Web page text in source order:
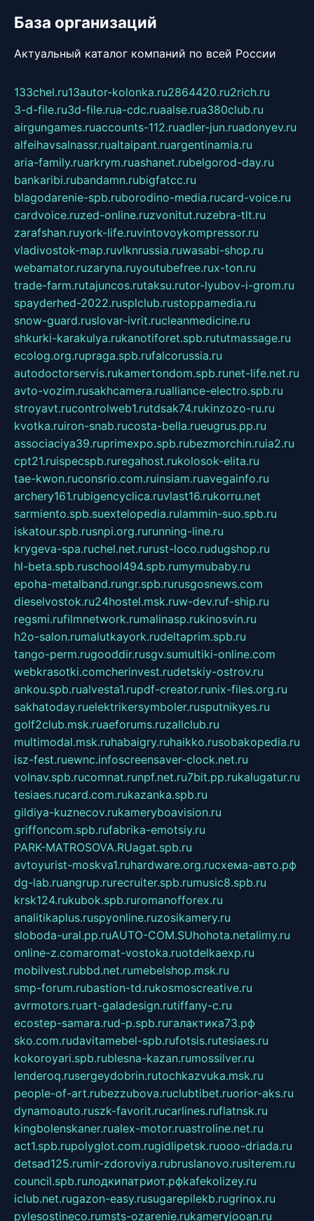
База организаций
Актуальный каталог компаний по всей России
133chel.ru13autor-kolonka.ru2864420.ru2rich.ru
3-d-file.ru3d-file.rua-cdc.ruaalse.rua380club.ru
airgungames.ruaccounts-112.ruadler-jun.ruadonyev.ru
alfeihavsalnassr.rualtaipant.ruargentinamia.ru
aria-family.ruarkrym.ruashanet.rubelgorod-day.ru
bankaribi.rubandamn.rubigfatcc.ru
blagodarenie-spb.ruborodino-media.rucard-voice.ru
cardvoice.ruzed-online.ruzvonitut.ruzebra-tlt.ru
zarafshan.ruyork-life.ruvintovoykompressor.ru
vladivostok-map.ruvlknrussia.ruwasabi-shop.ru
webamator.ruzaryna.ruyoutubefree.rux-ton.ru
trade-farm.rutajuncos.rutaksu.rutor-lyubov-i-grom.ru
spayderhed-2022.rusplclub.rustoppamedia.ru
snow-guard.ruslovar-ivrit.rucleanmedicine.ru
shkurki-karakulya.rukanotiforet.spb.rututmassage.ru
ecolog.org.rupraga.spb.rufalcorussia.ru
autodoctorservis.rukamertondom.spb.runet-life.net.ru
avto-vozim.rusakhcamera.rualliance-electro.spb.ru
stroyavt.rucontrolweb1.rutdsak74.rukinzozo-ru.ru
kvotka.ruiron-snab.rucosta-bella.rueugrus.pp.ru
associaciya39.ruprimexpo.spb.rubezmorchin.ruia2.ru
cpt21.ruispecspb.ruregahost.rukolosok-elita.ru
tae-kwon.ruconsrio.com.ruinsiam.ruavegainfo.ru
archery161.rubigencyclica.ruvlast16.rukorru.net
sarmiento.spb.suextelopedia.rulammin-suo.spb.ru
iskatour.spb.rusnpi.org.rurunning-line.ru
krygeva-spa.ruchel.net.rurust-loco.rudugshop.ru
hl-beta.spb.ruschool494.spb.rumymubaby.ru
epoha-metalband.rungr.spb.rurusgosnews.com
dieselvostok.ru24hostel.msk.ruw-dev.ruf-ship.ru
regsmi.rufilmnetwork.rumalinasp.rukinosvin.ru
h2o-salon.rumalutkayork.rudeltaprim.spb.ru
tango-perm.rugooddir.rusgv.sumultiki-online.com
webkrasotki.comcherinvest.rudetskiy-ostrov.ru
ankou.spb.rualvesta1.rupdf-creator.runix-files.org.ru
sakhatoday.ruelektrikersymboler.rusputnikyes.ru
golf2club.msk.ruaeforums.ruzallclub.ru
multimodal.msk.ruhabaigry.ruhaikko.rusobakopedia.ru
isz-fest.ruewnc.infoscreensaver-clock.net.ru
volnav.spb.rucomnat.runpf.net.ru7bit.pp.rukalugatur.ru
tesiaes.rucard.com.rukazanka.spb.ru
gildiya-kuznecov.rukameryboavision.ru
griffoncom.spb.rufabrika-emotsiy.ru
PARK-MATROSOVA.RUagat.spb.ru
avtoyurist-moskva1.ruhardware.org.ruсхема-авто.рф
dg-lab.ruangrup.rurecruiter.spb.rumusic8.spb.ru
krsk124.rukubok.spb.ruromanofforex.ru
analitikaplus.ruspyonline.ruzosikamery.ru
sloboda-ural.pp.ruAUTO-COM.SUhohota.netalimy.ru
online-z.comaromat-vostoka.ruotdelkaexp.ru
mobilvest.rubbd.net.rumebelshop.msk.ru
smp-forum.rubastion-td.rukosmoscreative.ru
avrmotors.ruart-galadesign.rutiffany-c.ru
ecostep-samara.rud-p.spb.ruгалактика73.рф
sko.com.rudavitamebel-spb.rufotsis.rutesiaes.ru
kokoroyari.spb.rublesna-kazan.rumossilver.ru
lenderoq.rusergeydobrin.rutochkazvuka.msk.ru
people-of-art.rubezzubova.ruclubtibet.ruorior-aks.ru
dynamoauto.ruszk-favorit.rucarlines.ruflatnsk.ru
kingbolenskaner.rualex-motor.ruastroline.net.ru
act1.spb.rupolyglot.com.rugidlipetsk.ruooo-driada.ru
detsad125.rumir-zdoroviya.rubruslanovo.rusiterem.ru
council.spb.ruлодкипатриот.рфkafekolizey.ru
iclub.net.rugazon-easy.rusugarepilekb.rugrinox.ru
pylesostineco.rumsts-ozarenie.rukameryjooan.ru